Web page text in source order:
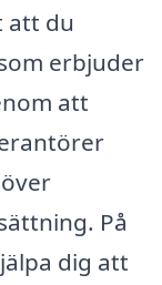
att du
erbjuder
att
På
dig att